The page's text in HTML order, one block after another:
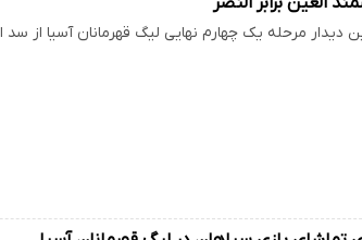
دیدار مرحله یک چهارم نهایی لیگ قهرمانان آسیا از